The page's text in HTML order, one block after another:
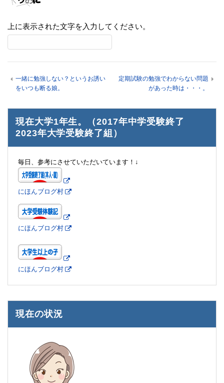
上に表示された文字を入力してください。
一緒に勉強しない？というお誘い
をいつも断る娘。
定期試験の勉強でわからない問題
があった時は・・・。
現在大学1年生。（2017年中学受験終了
2023年大学受験終了組）
毎日、参考にさせていただいています！↓
にほんブログ村
にほんブログ村
にほんブログ村
現在の状況